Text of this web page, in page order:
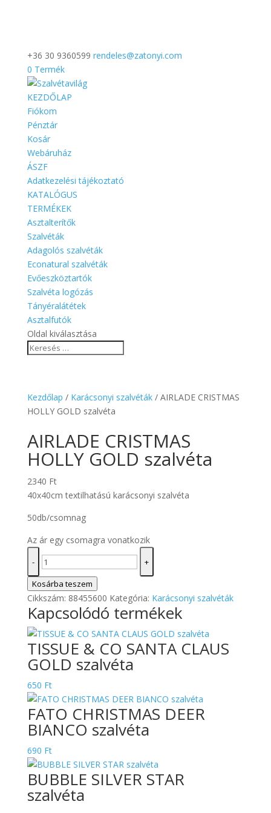
+36 30 9360599 rendeles@zatonyi.com
0 Termék
KEZDŐLAP
Fiókom
Pénztár
Kosár
Webáruház
ÁSZF
Adatkezelési tájékoztató
KATALÓGUS
TERMÉKEK
Asztalterítők
Szalvéták
Adagolós szalvéták
Econatural szalvéták
Evőeszköztartók
Szalvéta logózás
Tányéralátétek
Asztalfutók
Oldal kiválasztása
Kezdőlap / Karácsonyi szalvéták/ AIRLADE CRISTMAS
HOLLY GOLD szalvéta
AIRLADE CRISTMAS
HOLLY GOLD szalvéta
2340 Ft
40x40cm textilhatású karácsonyi szalvéta
50db/csomnag
Az ár egy csomagra vonatkozik
-
AIRLADE
CRISTMAS
HOLLY
GOLD
szalvéta
mennyiség
+
Kosárba teszem
Cikkszám: 88455600 Kategória: Karácsonyi szalvéták
Kapcsolódó termékek
TISSUE & CO SANTA CLAUS
GOLD szalvéta
650 Ft
FATO CHRISTMAS DEER
BIANCO szalvéta
690 Ft
BUBBLE SILVER STAR
szalvéta